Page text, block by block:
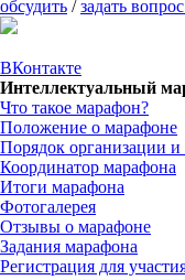
обсудить /задать
ВКонтакте
Интеллектуальный
Что такое марафон?
Положение о марафоне
Порядок организации
Координатор марафона
Итоги марафона
Фотогалерея
Отзывы о марафоне
Задания марафона
Регистрация для